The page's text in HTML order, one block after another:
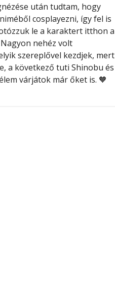
után tudtam, hogy
cosplayezni, így fel is
le a karaktert itthon a
nehéz volt
szereplővel kezdjek, mert
a következő tuti Shinobu és
várjátok már őket is. 🧡